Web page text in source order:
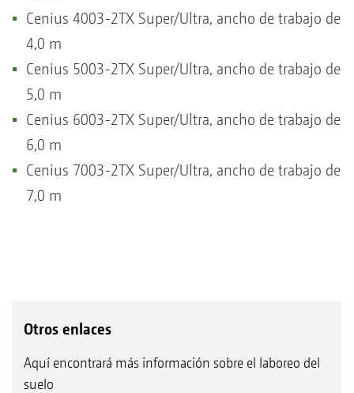
Cenius 4003-2TX Super/Ultra, ancho de trabajo de
4,0 m
Cenius 5003-2TX Super/Ultra, ancho de trabajo de
5,0 m
Cenius 6003-2TX Super/Ultra, ancho de trabajo de
6,0 m
Cenius 7003-2TX Super/Ultra, ancho de trabajo de
7,0 m
Otros enlaces
Aquí encontrará más información sobre el laboreo del
suelo